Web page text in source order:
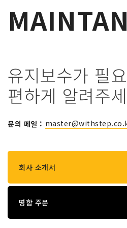
Web
E mail
Address
유지보수가 필
편하게 알려주
문의 메일 :
회사 소개서
명함 주문